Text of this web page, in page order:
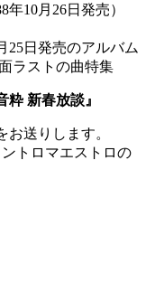
10月26日発売）
25日発売のアルバム
ラストの曲特集
粋 新春放談』
送りします。
トロマエストロの